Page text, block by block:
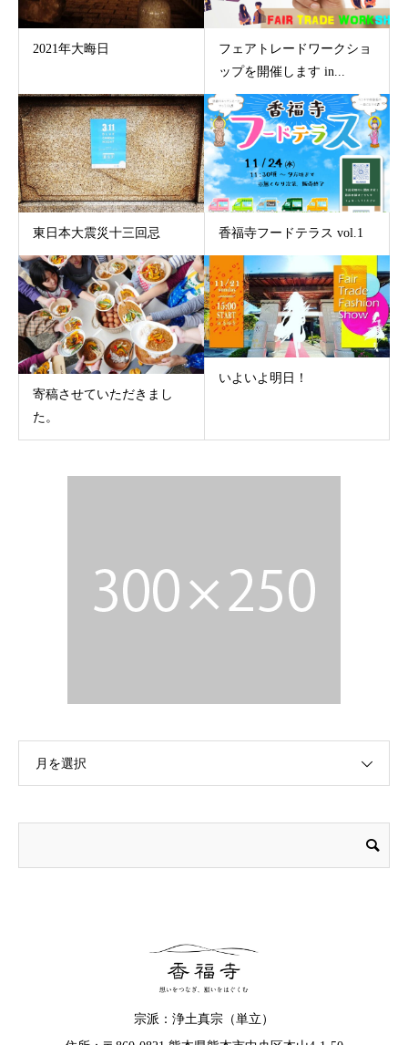
2021年大晦日
フェアトレードワークショ
ップを開催します in...
東日本大震災十三回忌 香福寺フードテラス vol.1
寄稿させていただきまし
た。
いよいよ明日！
月を選択
宗派：浄土真宗（単立）